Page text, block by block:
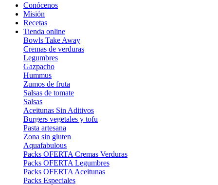
Conócenos
Misión
Recetas
Tienda online
Bowls Take Away
Cremas de verduras
Legumbres
Gazpacho
Hummus
Zumos de fruta
Salsas de tomate
Salsas
Aceitunas Sin Aditivos
Burgers vegetales y tofu
Pasta artesana
Zona sin gluten
Aquafabulous
Packs OFERTA Cremas Verduras
Packs OFERTA Legumbres
Packs OFERTA Aceitunas
Packs Especiales